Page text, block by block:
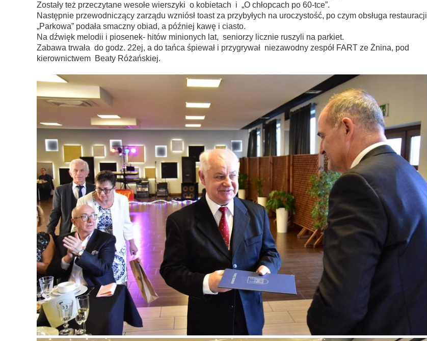
Zostały też przeczytane wesołe wierszyki o kobietach i „O chłopcach po 60-tce”.
Następnie przewodniczący zarządu wzniósł toast za przybyłych na uroczystość, po czym obsługa restauracji
„Parkowa” podała smaczny obiad, a później kawę i ciasto.
Na dźwięk melodii i piosenek- hitów minionych lat, seniorzy licznie ruszyli na parkiet.
Zabawa trwała do godz. 22ej, a do tańca śpiewał i przygrywał niezawodny zespół FART ze Żnina, pod
kierownictwem Beaty Różańskiej.